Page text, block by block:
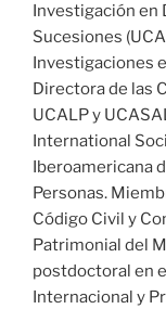
Investigación en
Sucesiones
Investigaciones
Directora de las
UCALP y
International
Iberoamericana
Personas.
Código Civil y
Patrimonial del
postdoctoral en
Internacional y